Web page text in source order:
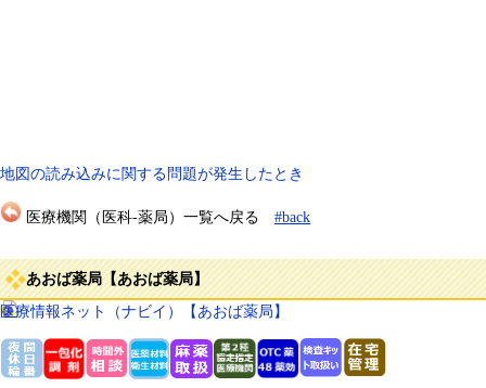
地図の読み込みに関する問題が発生したとき
医療機関（医科-薬局）一覧へ戻る #back
あおば薬局【あおば薬局】
医療情報ネット（ナビイ）【あおば薬局】